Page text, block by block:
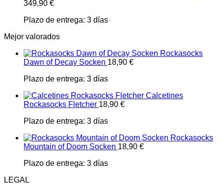
349,90 €
Plazo de entrega: 3 días
Mejor valorados
Rockasocks
Dawn of Decay Socken 18,90 €
Plazo de entrega: 3 días
Calcetines
Rockasocks Fletcher 18,90 €
Plazo de entrega: 3 días
Rockasocks
Mountain of Doom Socken 18,90 €
Plazo de entrega: 3 días
LEGAL